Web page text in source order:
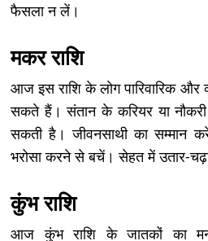
फैसला न लें।
मकर राशि
आज इस राशि के लोग पारिवारिक और
सकते हैं। संतान के करियर या
सकती है। जीवनसाथी का सम्मान
भरोसा करने से बचें। सेहत में उतार-
कुंभ राशि
आज कुंभ राशि के जातकों का मन